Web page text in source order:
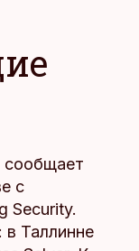
сообщает
с
Security.
Таллинне